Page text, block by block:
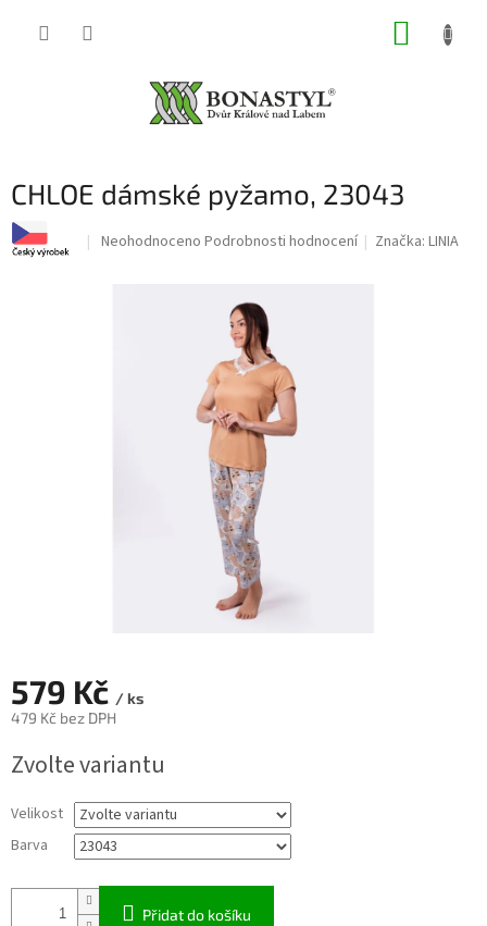
CHLOE dámské pyžamo, 23043
Průměrné
Neohodnoceno Podrobnosti hodnocení Značka:LINIA
579 Kč / ks
479 Kč bez DPH
cena:
Zvolte variantu
Velikost
Barva
Přidat do košíku